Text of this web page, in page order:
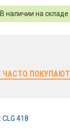
В наличии на складе
ПОКУПАЮТ
CLG 418